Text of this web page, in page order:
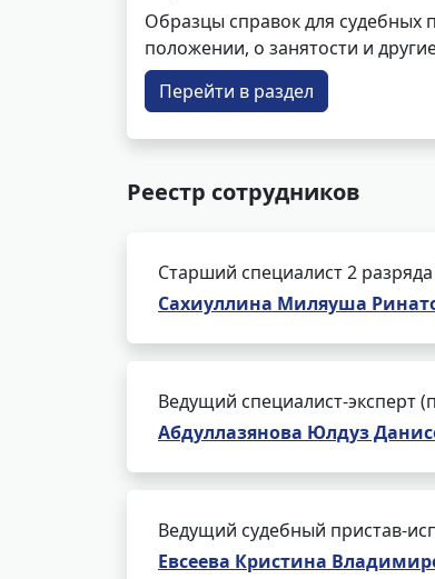
Образцы справок для судебных
положении, о занятости и
Перейти в раздел
Реестр сотрудников
Старший специалист 2 разряда
Сахиуллина Миляуша
Ведущий специалист-эксперт
Абдуллазянова Юлдуз
Ведущий судебный пристав-
Евсеева Кристина